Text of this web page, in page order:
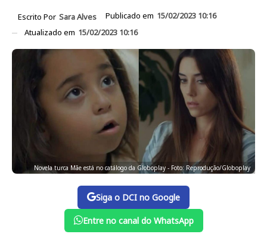
Escrito Por Sara Alves Publicado em 15/02/2023 10:16
Atualizado em 15/02/2023 10:16
Novela turca Mãe está no catálogo da Globoplay - Foto: Reprodução/Globoplay
Siga o DCI no Google
Entre no canal do WhatsApp